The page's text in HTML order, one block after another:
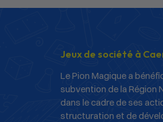
Jeux de société à
Le Pion Magique a
subvention de la Région
dans le cadre de ses
structuration et de